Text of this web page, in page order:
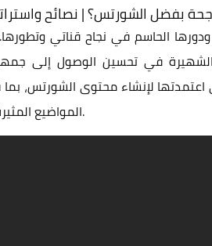
بفضل الشورتس؟ | نصائح
الحاسم في نجاح قناتي
في تحسين الوصول إلى
لإنشاء محتوى الشورتس، بما
المواضيع المثيرة للاهتمام والقصص القصيرة الشيقة.